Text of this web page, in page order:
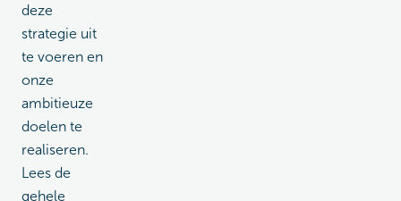
deze
strategie uit
te voeren en
onze
ambitieuze
doelen te
realiseren.
Lees de
gehele